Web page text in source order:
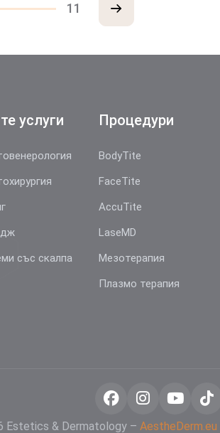
11
услуги
със скалпа
Процедури
BodyTite
FaceTite
AccuTite
LaseMD
Мезотерапия
Плазмо терапия
Estetics & Dermatology – AestheDerm.eu